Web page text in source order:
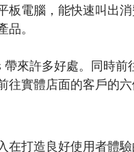
電腦，能快速叫出消
。
來許多好處。同時
實體店面的客戶的六
打造良好使用者體